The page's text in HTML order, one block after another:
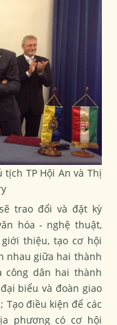
TP Hội An và Thị
trao đổi và đặt kỳ
hóa - nghệ thuật,
thiệu, tạo cơ hội
nhau giữa hai thành
công dân hai thành
biểu và đoàn giao
điều kiện để các
phương có cơ hội